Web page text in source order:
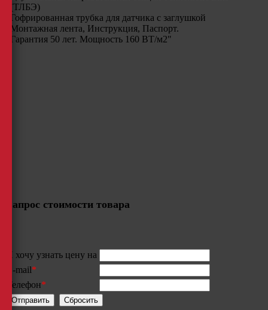
(ТЛБЭ)
Гофрированная трубка для датчика с заглушкой
Монтажная лента, Инструкция, Паспорт.
Гарантия 50 лет. Мощность 160 ВТ/м2"
Запрос стоимости товара
Я хочу узнать цену на
E-mail*
Телефон*